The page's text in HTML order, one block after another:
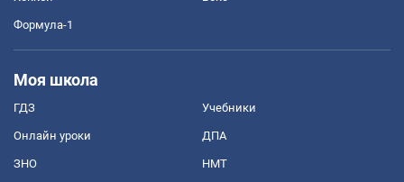
Формула-1
Моя школа
ГДЗ Учебники
Онлайн уроки ДПА
ЗНО НМТ